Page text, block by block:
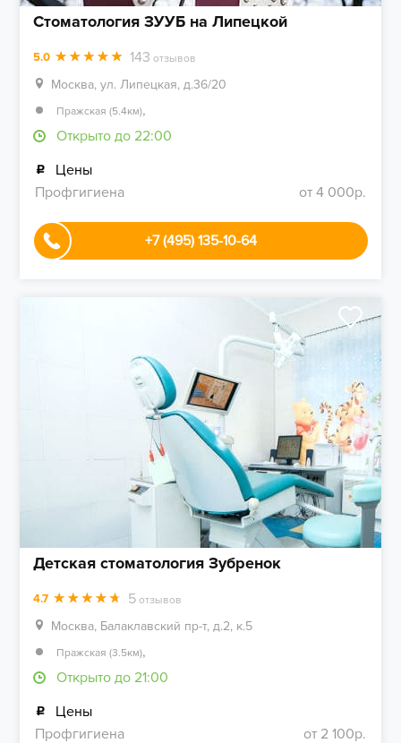
Стоматология ЗУУБ на Липецкой
5.0 143 отзывов
Москва, ул. Липецкая, д.36/20
Пражская (5.4км),
Открыто до 22:00
Цены
Профгигиена
от 4 000р.
+7 (495) 135-10-64
Детская стоматология Зубренок
4.7 5 отзывов
Москва, Балаклавский пр-т, д.2, к.5
Пражская (3.5км),
Открыто до 21:00
Цены
Профгигиена
от 2 100р.